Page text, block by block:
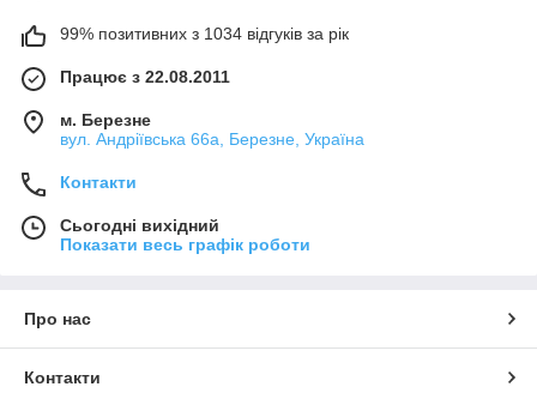
99% позитивних з 1034 відгуків за рік
Працює з 22.08.2011
м. Березне
вул. Андріївська 66а, Березне, Україна
Контакти
Сьогодні вихідний
Показати весь графік роботи
Про нас
Контакти